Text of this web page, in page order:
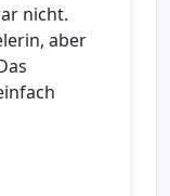
nicht.
aber